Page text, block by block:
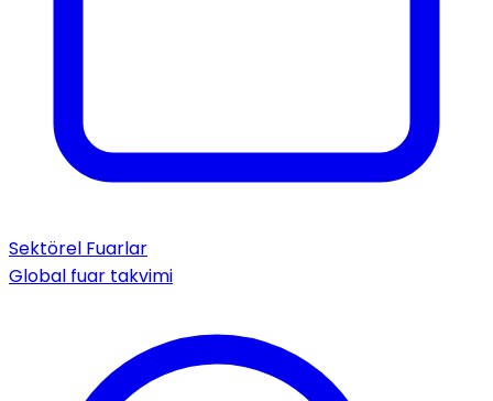
Sektörel Fuarlar
Global fuar takvimi